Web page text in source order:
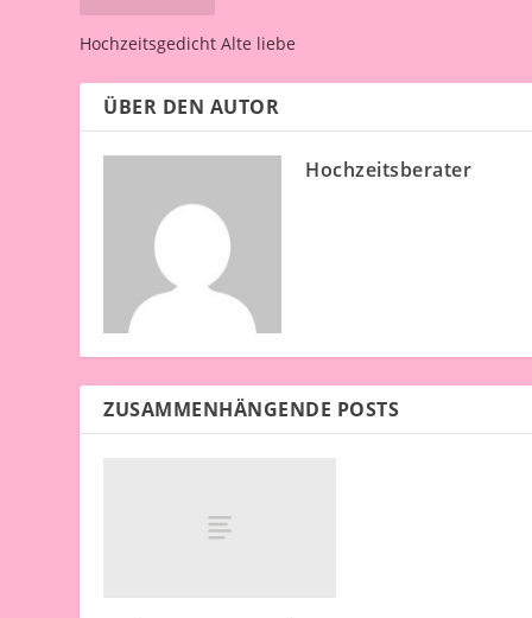
Hochzeitsgedicht Alte liebe
ÜBER DEN AUTOR
Hochzeitsberater
ZUSAMMENHÄNGENDE POSTS